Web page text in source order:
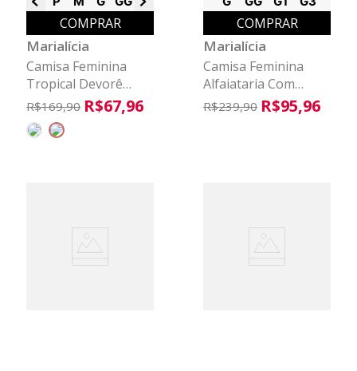
COMPRAR
Marialícia
Camisa Feminina
Tropical Devorê
Marialícia Verde
R$169,90 R$67,96
COMPRAR
Marialícia
Camisa Feminina
Alfaiataria Com
Botões Marialícia
R$239,90 R$95,96